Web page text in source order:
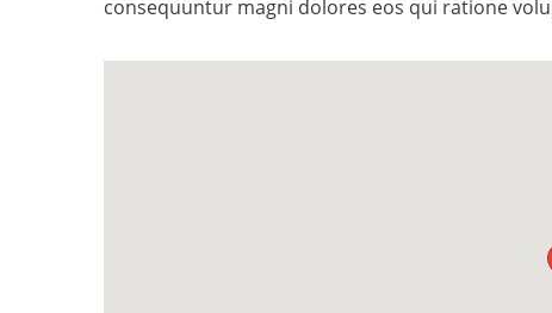
consequuntur magni dolores eos qui ratione